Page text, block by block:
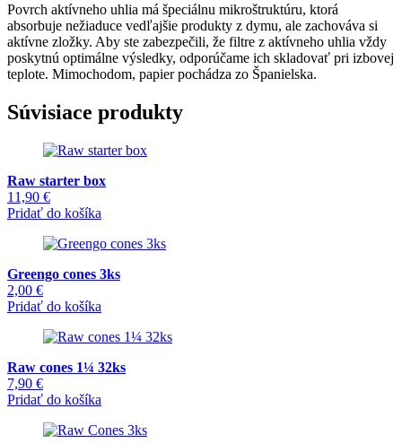
Povrch aktívneho uhlia má špeciálnu mikroštruktúru, ktorá
absorbuje nežiaduce vedľajšie produkty z dymu, ale zachováva si
aktívne zložky. Aby ste zabezpečili, že filtre z aktívneho uhlia vždy
poskytnú optimálne výsledky, odporúčame ich skladovať pri izbovej
teplote. Mimochodom, papier pochádza zo Španielska.
Súvisiace produkty
Raw starter box
11,90 €
Pridať do košíka
Greengo cones 3ks
2,00 €
Pridať do košíka
Raw cones 1¼ 32ks
7,90 €
Pridať do košíka